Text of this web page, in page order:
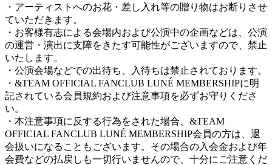
・アーティストへのお花・差し入れ等の贈り物はお断りさせ
ていただきます。
・お客様有志による会場内および公演中の企画などは、公演
の運営・演出に支障をきたす可能性がございますので、禁止
いたします。
・公演会場などでの出待ち、入待ちは禁止されております。
・&TEAM OFFICIAL FANCLUB LUNÉ MEMBERSHIPに明
記されている会員規約および注意事項を必ずお守りくださ
い。
・本注意事項に反する行為をされた場合、&TEAM
OFFICIAL FANCLUB LUNÉ MEMBERSHIP会員の方は、退
会扱いになることもございます。その場合の入会金および年
会費などの払戻しも一切行いませんので、十分にご注意くだ